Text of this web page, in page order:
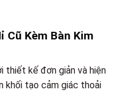
Cũ Kèm Bàn Kim
thiết kế đơn giản và hiện
khối tạo cảm giác thoải